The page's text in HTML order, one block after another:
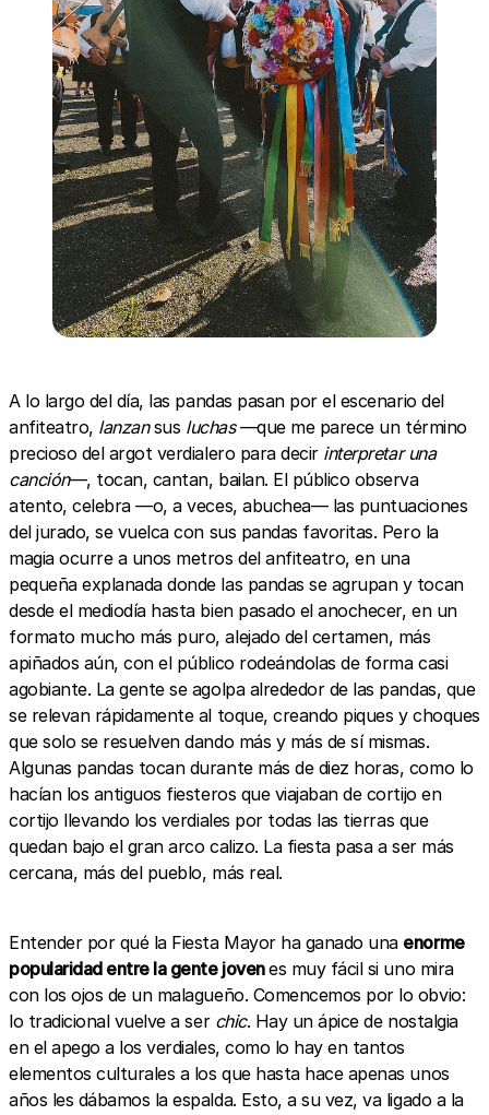
A lo largo del día, las pandas pasan por el escenario del
anfiteatro, lanzansus luchas—que me parece un término
precioso del argot verdialero para decir interpretar una
canción—, tocan, cantan, bailan. El público observa
atento, celebra —o, a veces, abuchea— las puntuaciones
del jurado, se vuelca con sus pandas favoritas. Pero la
magia ocurre a unos metros del anfiteatro, en una
pequeña explanada donde las pandas se agrupan y tocan
desde el mediodía hasta bien pasado el anochecer, en un
formato mucho más puro, alejado del certamen, más
apiñados aún, con el público rodeándolas de forma casi
agobiante. La gente se agolpa alrededor de las pandas, que
se relevan rápidamente al toque, creando piques y choques
que solo se resuelven dando más y más de sí mismas.
Algunas pandas tocan durante más de diez horas, como lo
hacían los antiguos fiesteros que viajaban de cortijo en
cortijo llevando los verdiales por todas las tierras que
quedan bajo el gran arco calizo. La fiesta pasa a ser más
cercana, más del pueblo, más real.
Entender por qué la Fiesta Mayor ha ganado una enorme
popularidad entre la gente jovenes muy fácil si uno mira
con los ojos de un malagueño. Comencemos por lo obvio:
lo tradicional vuelve a ser chic. Hay un ápice de nostalgia
en el apego a los verdiales, como lo hay en tantos
elementos culturales a los que hasta hace apenas unos
años les dábamos la espalda. Esto, a su vez, va ligado a la